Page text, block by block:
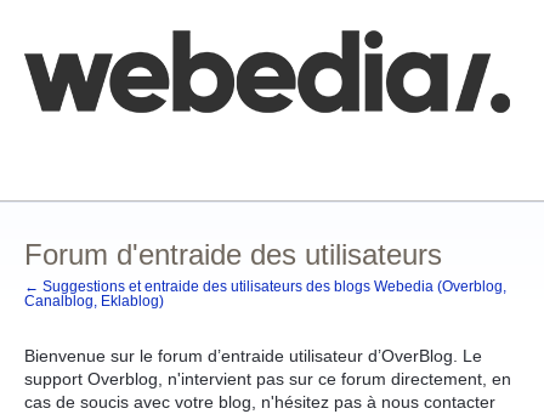
contenu
Forum d'entraide des utilisateurs
← Suggestions et entraide des utilisateurs des blogs Webedia (Overblog,
Canalblog, Eklablog)
Bienvenue sur le forum d’entraide utilisateur d’OverBlog. Le
support Overblog, n'intervient pas sur ce forum directement, en
cas de soucis avec votre blog, n'hésitez pas à nous contacter